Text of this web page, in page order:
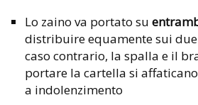
Lo zaino va portato su
distribuire equamente sui
caso contrario, la spalla e il
portare la cartella si
a indolenzimento